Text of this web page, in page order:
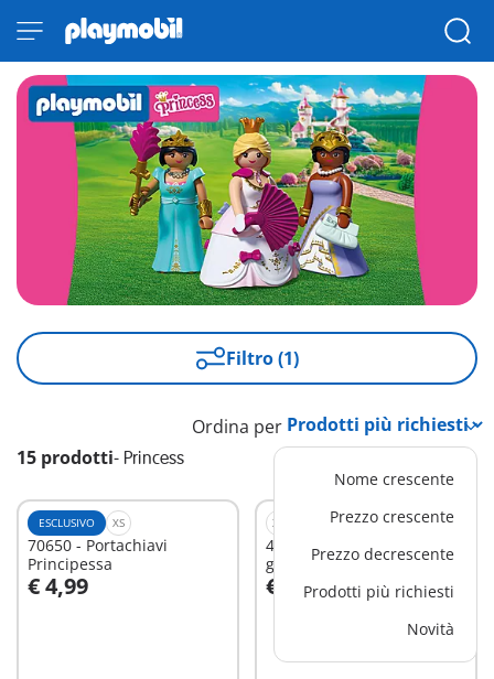
Filtro (1)
15 prodotti- Princess
Ordina per
Nome crescente
Prezzo crescente
Prezzo decrescente
Prodotti più richiesti
Novità
ESCLUSIVO XS
70650 - Portachiavi
Principessa
€ 4,99
Aggiungi al carrello
XL
4896 - Principessa
giocattolo XXL
€ 59,99
Aggiungi al carrello